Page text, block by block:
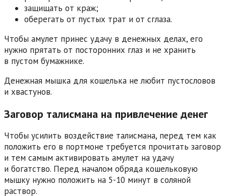
защищать от краж;
оберегать от пустых трат и от сглаза.
Чтобы амулет принес удачу в денежных делах, его
нужно прятать от посторонних глаз и не хранить
в пустом бумажнике.
Денежная мышка для кошелька не любит пустословов
и хвастунов.
Заговор талисмана на привлечение денег
Чтобы усилить воздействие талисмана, перед тем как
положить его в портмоне требуется прочитать заговор
и тем самым активировать амулет на удачу
и богатство. Перед началом обряда кошельковую
мышку нужно положить на 5-10 минут в соляной
раствор.